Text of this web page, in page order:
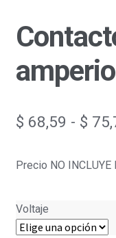
$ 68,59 - $
Precio NO INCLUYE
Voltaje